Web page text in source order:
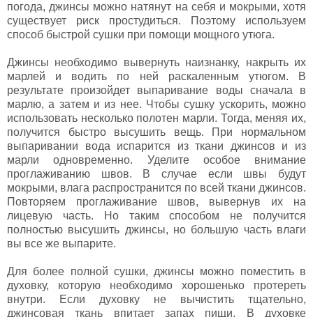
погода, джинсы можно натянут на себя и мокрыми, хотя
существует риск простудиться. Поэтому используем
способ быстрой сушки при помощи мощного утюга.
Джинсы необходимо вывернуть наизнанку, накрыть их
марлей и водить по ней раскаленным утюгом. В
результате произойдет выпаривание воды сначала в
марлю, а затем и из нее. Чтобы сушку ускорить, можно
использовать несколько полотен марли. Тогда, меняя их,
получится быстро высушить вещь. При нормальном
выпаривании вода испарится из ткани джинсов и из
марли одновременно. Уделите особое внимание
проглаживанию швов. В случае если швы будут
мокрыми, влага распространится по всей ткани джинсов.
Повторяем проглаживание швов, вывернув их на
лицевую часть. Но таким способом не получится
полностью высушить джинсы, но большую часть влаги
вы все же выпарите.
Для более полной сушки, джинсы можно поместить в
духовку, которую необходимо хорошенько протереть
внутри. Если духовку не вычистить тщательно,
джинсовая ткань впитает запах пищи. В духовке